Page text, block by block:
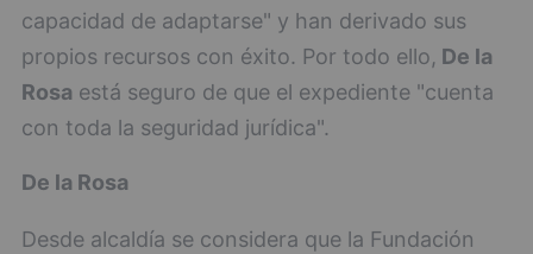
capacidad de adaptarse" y han derivado sus
propios recursos con éxito. Por todo ello, De la
Rosa está seguro de que el expediente "cuenta
con toda la seguridad jurídica".
De la Rosa
Desde alcaldía se considera que la Fundación